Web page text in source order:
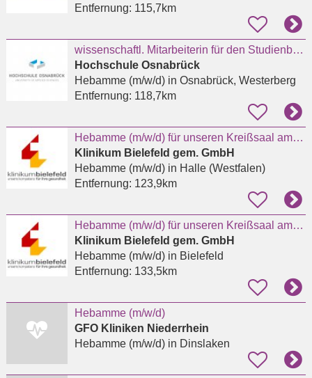
Entfernung: 115,7km
wissenschaftl. Mitarbeiterin für den Studienbereich Hebammenwissenschaft
Hochschule Osnabrück
Hebamme (m/w/d)in Osnabrück, Westerberg
Entfernung: 118,7km
Hebamme (m/w/d) für unseren Kreißsaal am Standort Halle (Westf.)
Klinikum Bielefeld gem. GmbH
Hebamme (m/w/d)in Halle (Westfalen)
Entfernung: 123,9km
Hebamme (m/w/d) für unseren Kreißsaal am Standort Mitte
Klinikum Bielefeld gem. GmbH
Hebamme (m/w/d)in Bielefeld
Entfernung: 133,5km
Hebamme (m/w/d)
GFO Kliniken Niederrhein
Hebamme (m/w/d)in Dinslaken